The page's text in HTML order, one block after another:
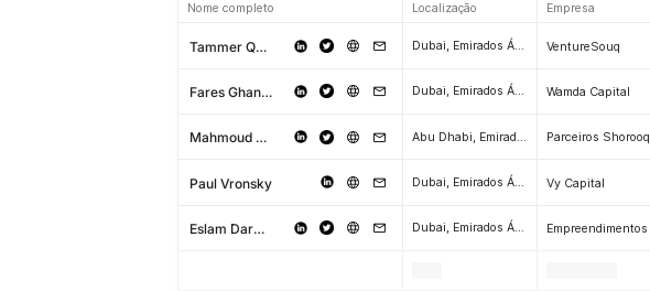
Nome completo Localização Empresa
Tammer Qaddumi Dubai, Emirados Árabes Unidos VentureSouq
Fares Ghandour Dubai, Emirados Árabes Unidos Wamda Capital
Mahmoud Adi Abu Dhabi, Emirados Árabes Unidos Parceiros Shorooq
Paul Vronsky Dubai, Emirados Árabes Unidos Vy Capital
Eslam Darwish Dubai, Emirados Árabes Unidos